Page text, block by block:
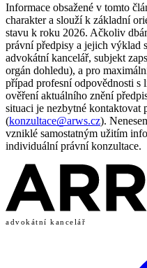
Informace obsažené v tomto
charakter a slouží k základní
stavu k roku 2026. Ačkoliv
právní předpisy a jejich výklad
advokátní kancelář, subjekt
orgán dohledu), a pro
případ profesní odpovědnosti
ověření aktuálního znění
situaci je nezbytné
(konzultace@arws.cz).
vzniklé samostatným užitím
individuální právní konzultace.
advokátní kancelář